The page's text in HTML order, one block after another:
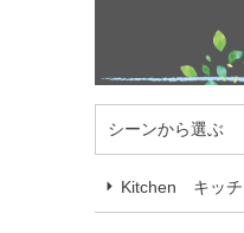
シーンから選ぶ
Kitchen キッチ